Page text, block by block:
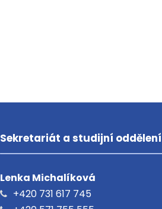
Sekretariát a studijní oddělení
Lenka Michalíková
+420 731 617 745